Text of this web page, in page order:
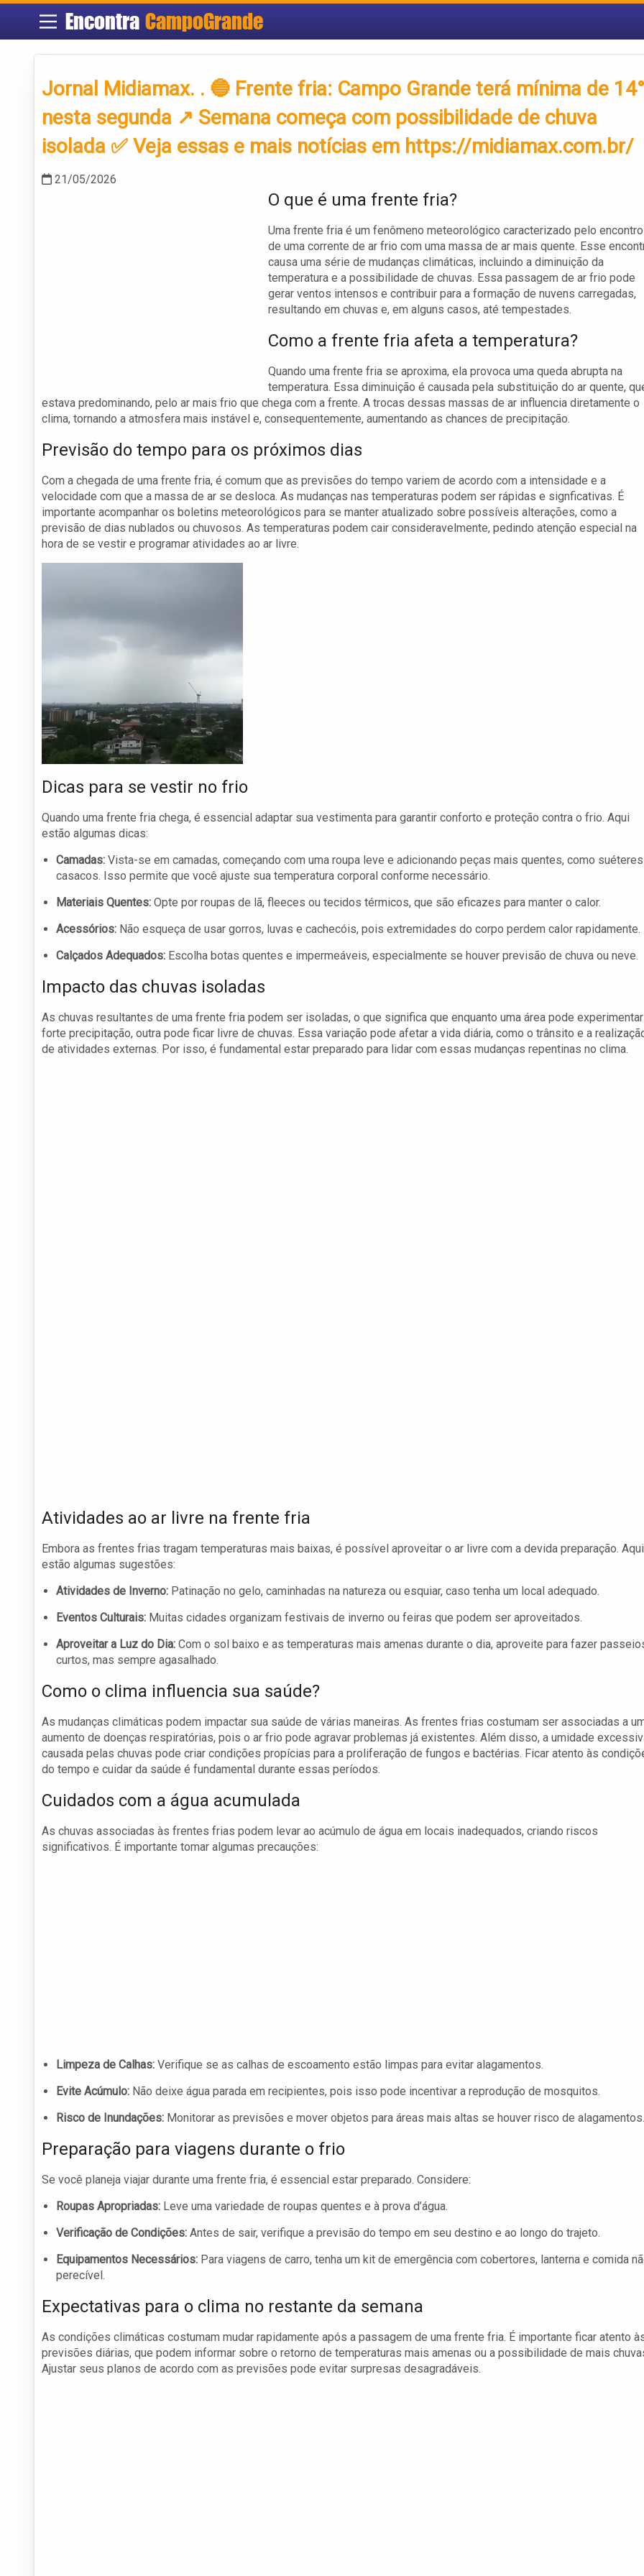
Encontra CampoGrande
Jornal Midiamax. . 🔵 Frente fria: Campo Grande terá mínima de
nesta segunda ↗️ Semana começa com possibilidade de chuva
isolada ✅ Veja essas e mais notícias em https://midiamax.com.br/
21/05/2026
O que é uma frente fria?
Uma frente fria é um fenômeno meteorológico caracterizado pelo encontro
de uma corrente de ar frio com uma massa de ar mais quente. Esse
causa uma série de mudanças climáticas, incluindo a diminuição da
temperatura e a possibilidade de chuvas. Essa passagem de ar frio pode
gerar ventos intensos e contribuir para a formação de nuvens carregadas,
resultando em chuvas e, em alguns casos, até tempestades.
Como a frente fria afeta a temperatura?
Quando uma frente fria se aproxima, ela provoca uma queda abrupta na
temperatura. Essa diminuição é causada pela substituição do ar quente,
estava predominando, pelo ar mais frio que chega com a frente. A trocas dessas massas de ar influencia diretamente o
clima, tornando a atmosfera mais instável e, consequentemente, aumentando as chances de precipitação.
Previsão do tempo para os próximos dias
Com a chegada de uma frente fria, é comum que as previsões do tempo variem de acordo com a intensidade e a
velocidade com que a massa de ar se desloca. As mudanças nas temperaturas podem ser rápidas e signficativas. É
importante acompanhar os boletins meteorológicos para se manter atualizado sobre possíveis alterações, como a
previsão de dias nublados ou chuvosos. As temperaturas podem cair consideravelmente, pedindo atenção especial na
hora de se vestir e programar atividades ao ar livre.
Dicas para se vestir no frio
Quando uma frente fria chega, é essencial adaptar sua vestimenta para garantir conforto e proteção contra o frio. Aqui
estão algumas dicas:
Camadas: Vista-se em camadas, começando com uma roupa leve e adicionando peças mais quentes, como
casacos. Isso permite que você ajuste sua temperatura corporal conforme necessário.
Materiais Quentes: Opte por roupas de lã, fleeces ou tecidos térmicos, que são eficazes para manter o calor.
Acessórios: Não esqueça de usar gorros, luvas e cachecóis, pois extremidades do corpo perdem calor rapidamente.
Calçados Adequados: Escolha botas quentes e impermeáveis, especialmente se houver previsão de chuva ou neve.
Impacto das chuvas isoladas
As chuvas resultantes de uma frente fria podem ser isoladas, o que significa que enquanto uma área pode experimentar
forte precipitação, outra pode ficar livre de chuvas. Essa variação pode afetar a vida diária, como o trânsito e a
de atividades externas. Por isso, é fundamental estar preparado para lidar com essas mudanças repentinas no clima.
Atividades ao ar livre na frente fria
Embora as frentes frias tragam temperaturas mais baixas, é possível aproveitar o ar livre com a devida preparação. Aqui
estão algumas sugestões:
Atividades de Inverno: Patinação no gelo, caminhadas na natureza ou esquiar, caso tenha um local adequado.
Eventos Culturais: Muitas cidades organizam festivais de inverno ou feiras que podem ser aproveitados.
Aproveitar a Luz do Dia: Com o sol baixo e as temperaturas mais amenas durante o dia, aproveite para fazer
curtos, mas sempre agasalhado.
Como o clima influencia sua saúde?
As mudanças climáticas podem impactar sua saúde de várias maneiras. As frentes frias costumam ser associadas a
aumento de doenças respiratórias, pois o ar frio pode agravar problemas já existentes. Além disso, a umidade
causada pelas chuvas pode criar condições propícias para a proliferação de fungos e bactérias. Ficar atento às
do tempo e cuidar da saúde é fundamental durante essas períodos.
Cuidados com a água acumulada
As chuvas associadas às frentes frias podem levar ao acúmulo de água em locais inadequados, criando riscos
significativos. É importante tomar algumas precauções:
Limpeza de Calhas: Verifique se as calhas de escoamento estão limpas para evitar alagamentos.
Evite Acúmulo: Não deixe água parada em recipientes, pois isso pode incentivar a reprodução de mosquitos.
Risco de Inundações: Monitorar as previsões e mover objetos para áreas mais altas se houver risco de alagamentos.
Preparação para viagens durante o frio
Se você planeja viajar durante uma frente fria, é essencial estar preparado. Considere:
Roupas Apropriadas: Leve uma variedade de roupas quentes e à prova d’água.
Verificação de Condições: Antes de sair, verifique a previsão do tempo em seu destino e ao longo do trajeto.
Equipamentos Necessários: Para viagens de carro, tenha um kit de emergência com cobertores, lanterna e comida
perecível.
Expectativas para o clima no restante da semana
As condições climáticas costumam mudar rapidamente após a passagem de uma frente fria. É importante ficar atento
previsões diárias, que podem informar sobre o retorno de temperaturas mais amenas ou a possibilidade de mais
Ajustar seus planos de acordo com as previsões pode evitar surpresas desagradáveis.